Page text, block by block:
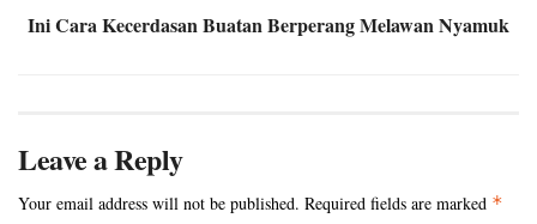
Ini Cara Kecerdasan Buatan Berperang Melawan Nyamuk
Leave a Reply
Your email address will not be published. Required fields are marked *